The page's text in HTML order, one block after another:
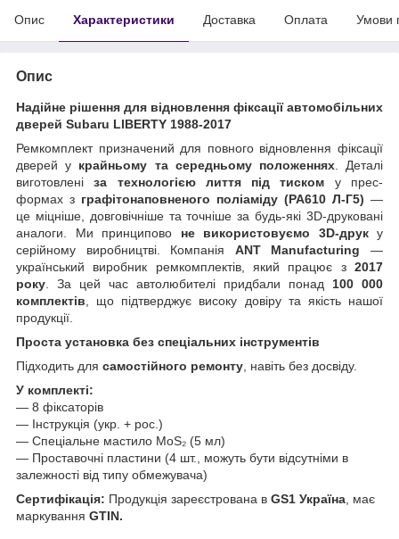
Опис Характеристики Доставка Оплата Умови
Опис
Надійне рішення для відновлення фіксації автомобільних
дверей Subaru LIBERTY 1988-2017
Ремкомплект призначений для повного відновлення фіксації
дверей у крайньому та середньому положеннях. Деталі
виготовленіза технологією лиття під тиском у прес-
формах з графітонаповненого поліаміду (PA610 Л-Г5) —
це міцніше, довговічніше та точніше за будь-які 3D-друковані
аналоги. Ми принципово не використовуємо 3D-друку
серійному виробництві. Компанія ANT Manufacturing —
український виробник ремкомплектів, який працює з 2017
року . За цей час автолюбителі придбали понад 100 000
комплектів , що підтверджує високу довіру та якість нашої
продукції.
Проста установка без спеціальних інструментів
Підходить для самостійного ремонту , навіть без досвіду.
У комплекті:
— 8 фіксаторів
— Інструкція (укр. + рос.)
— Спеціальне мастило MoS₂ (5 мл)
— Проставочні пластини (4 шт., можуть бути відсутніми в
залежності від типу обмежувача)
Сертифікація: Продукція зареєстрована в GS1 Україна , має
маркування GTIN.